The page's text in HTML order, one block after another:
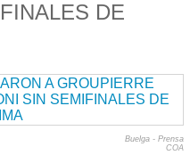
DE
Buelga - Prensa
COA